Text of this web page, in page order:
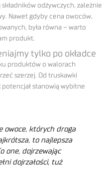
odżywczych, zależnie
Nawet gdyby cena owoców,
była równa – warto
produkt.
tylko po okładce
produktów o walorach
szerzej. Od truskawki
stanowią wybitne
owoce, których droga
to najlepsza
one, dojrzewając
dojrzałości, tuż